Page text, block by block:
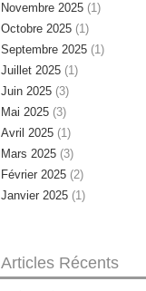
Novembre 2025 (1)
Octobre 2025 (1)
Septembre 2025 (1)
Juillet 2025 (1)
Juin 2025 (3)
Mai 2025 (3)
Avril 2025 (1)
Mars 2025 (3)
Février 2025 (2)
Janvier 2025 (1)
Articles Récents